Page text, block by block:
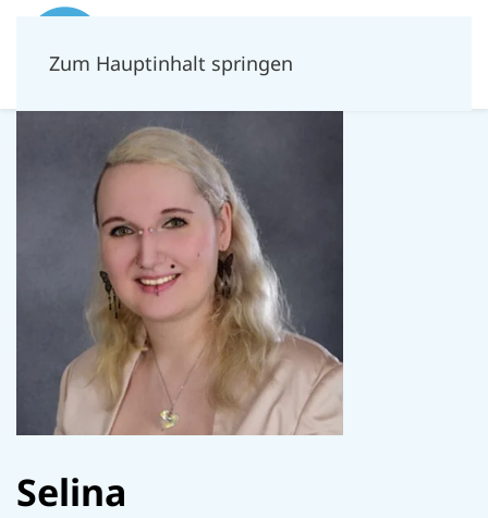
Zum Hauptinhalt springen
Selina